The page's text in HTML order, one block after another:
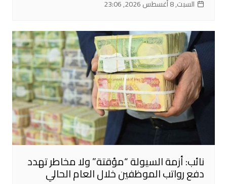
السبت, 8 أغسطس 2026, 23:06
نائب: أزمة السيولة “مؤقتة” ولا مخاطر تهدد
دفع رواتب الموظفين خلال العام الحالي